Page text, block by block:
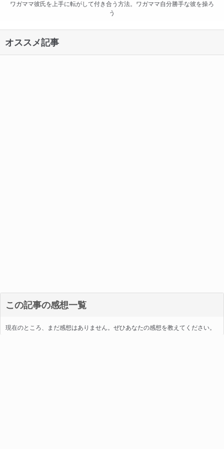
ワガママ彼氏を上手に転がして付き合う方法。ワガママ自分勝手な彼を操ろ
う
オススメ記事
この記事の感想一覧
現在のところ、まだ感想はありません。ぜひあなたの感想を教えてください。